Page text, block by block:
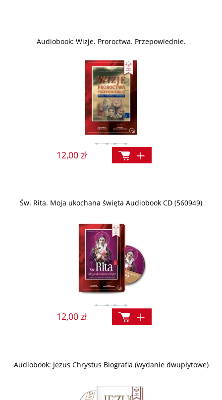
Audiobook: Wizje. Proroctwa. Przepowiednie.
12,00 zł
Św. Rita. Moja ukochana święta Audiobook CD (560949)
12,00 zł
Audiobook: Jezus Chrystus Biografia (wydanie dwupłytowe)